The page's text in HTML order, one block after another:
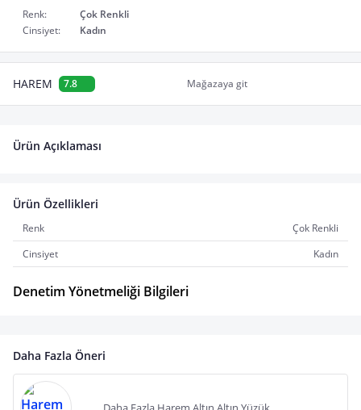
Renk:
Çok Renkli
Cinsiyet:
Kadın
HAREM 7.8 Mağazaya git
Ürün Açıklaması
Ürün Özellikleri
Renk
Çok Renkli
Cinsiyet
Kadın
Denetim Yönetmeliği Bilgileri
Daha Fazla Öneri